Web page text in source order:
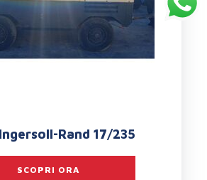
Rand 17/235
SCOPRI ORA